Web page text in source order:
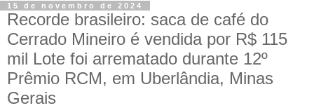
15 de novembro de 2024
Recorde brasileiro: saca de café do
Cerrado Mineiro é vendida por R$ 115
mil Lote foi arrematado durante 12º
Prêmio RCM, em Uberlândia, Minas
Gerais